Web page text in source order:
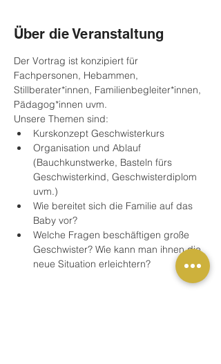
Über die Veranstaltung
Der Vortrag ist konzipiert für
Fachpersonen, Hebammen,
Stillberater*innen, Familienbegleiter*innen,
Pädagog*innen uvm.
Unsere Themen sind:
Kurskonzept Geschwisterkurs
Organisation und Ablauf
(Bauchkunstwerke, Basteln fürs
Geschwisterkind, Geschwisterdiplom
uvm.)
Wie bereitet sich die Familie auf das
Baby vor?
Welche Fragen beschäftigen große
Geschwister? Wie kann man ihnen die
neue Situation erleichtern?